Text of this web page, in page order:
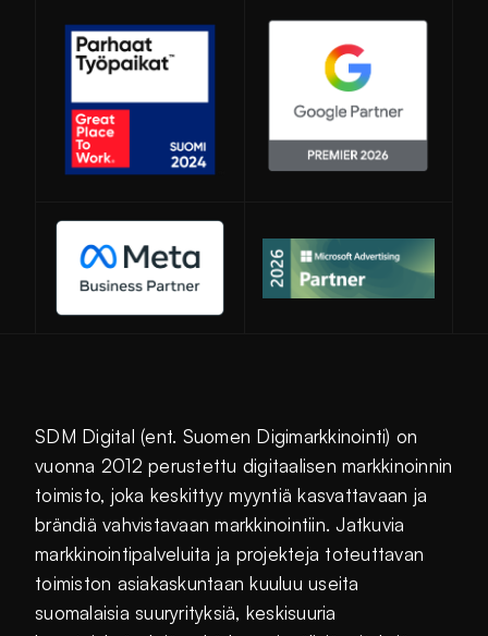
Avautuu uuteen ikkunaan
SDM Digital (ent. Suomen Digimarkkinointi) on
vuonna 2012 perustettu digitaalisen markkinoinnin
toimisto, joka keskittyy myyntiä kasvattavaan ja
brändiä vahvistavaan markkinointiin. Jatkuvia
markkinointipalveluita ja projekteja toteuttavan
toimiston asiakaskuntaan kuuluu useita
suomalaisia suuryrityksiä, keskisuuria